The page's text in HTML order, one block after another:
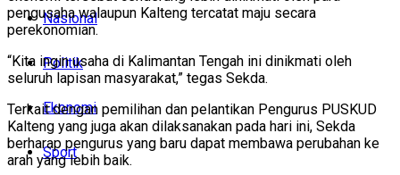
Nasional
Politik
Ekonomi
Sport
pengusaha walaupun Kalteng tercatat maju secara
perekonomian.
“Kita ingin usaha di Kalimantan Tengah ini dinikmati oleh
seluruh lapisan masyarakat,” tegas Sekda.
Terkait dengan pemilihan dan pelantikan Pengurus PUSKUD
Kalteng yang juga akan dilaksanakan pada hari ini, Sekda
berharap pengurus yang baru dapat membawa perubahan ke
arah yang lebih baik.